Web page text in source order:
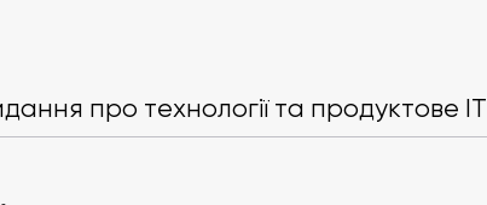
юнікорном
про технології та продуктове IT